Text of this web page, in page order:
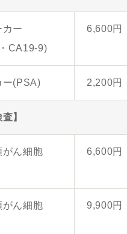
カー
CA19-9)
6,600円
ー(PSA) 2,200円
】
がん細胞
6,600円
がん細胞
9,900円